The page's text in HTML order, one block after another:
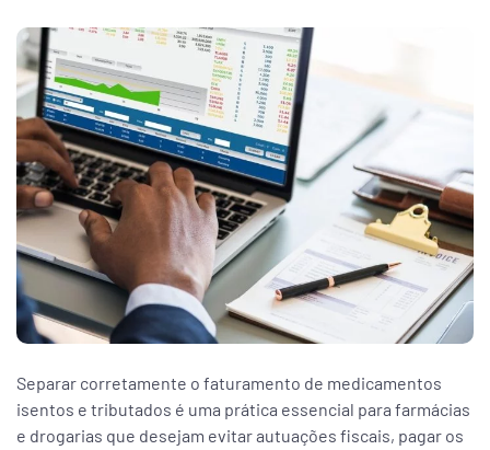
Separar corretamente o faturamento de medicamentos
isentos e tributados é uma prática essencial para farmácias
e drogarias que desejam evitar autuações fiscais, pagar os